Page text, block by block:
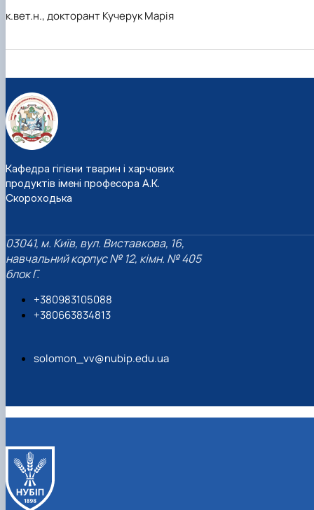
к.вет.н., докторант Кучерук Марія
Кафедра гігієни тварин і харчових
продуктів імені професора А.К.
Скороходька
03041, м. Київ, вул. Виставкова, 16,
навчальний корпус № 12, кімн. № 405
блок Г.
+380983105088
+380663834813
solomon_vv@nubip.edu.ua